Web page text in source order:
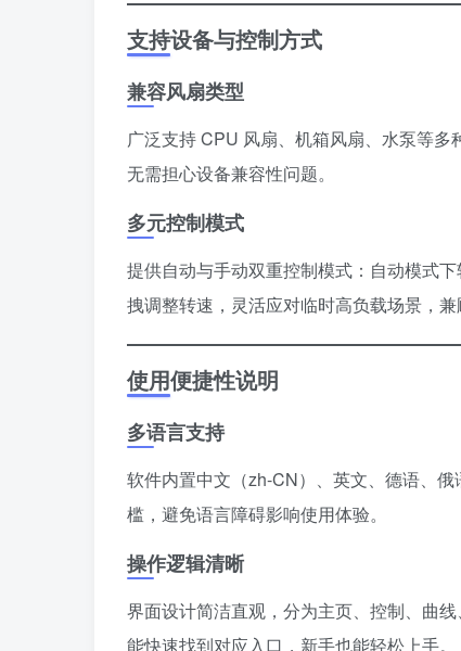
支持设备与控制方式
兼容风扇类型
广泛支持 CPU 风扇、机箱风扇、水泵等多
无需担心设备兼容性问题。
多元控制模式
提供自动与手动双重控制模式：自动模式
拽调整转速，灵活应对临时高负载场景，兼
使用便捷性说明
多语言支持
软件内置中文（zh-CN）、英文、德语、
槛，避免语言障碍影响使用体验。
操作逻辑清晰
界面设计简洁直观，分为主页、控制、曲
能快速找到对应入口，新手也能轻松上手。